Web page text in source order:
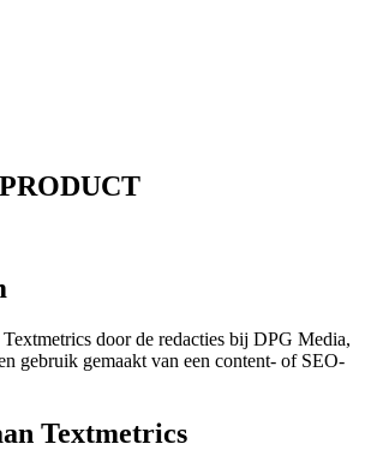
door de redacties bij DPG Media,
gebruik gemaakt van een content- of SEO-
Textmetrics